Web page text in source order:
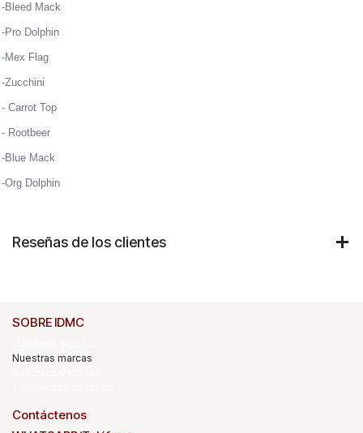
-Bleed Mack
-Pro Dolphin
-Mex Flag
-Zucchini
- Carrot Top
- Rootbeer
-Blue Mack
-Org Dolphin
Reseñas de los clientes
SOBRE IDMC
Nuestras marcas
Contáctenos